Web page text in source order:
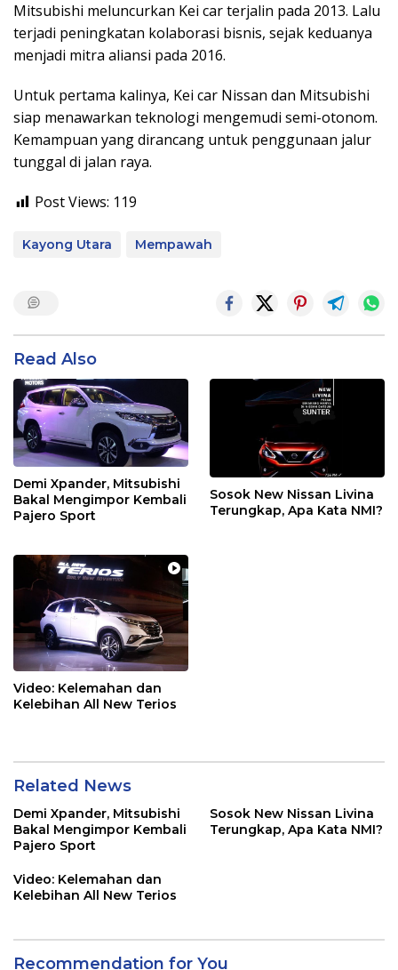
Mitsubishi meluncurkan Kei car terjalin pada 2013. Lalu
terjadi peningkatan kolaborasi bisnis, sejak keduanya
menjadi mitra aliansi pada 2016.
Untuk pertama kalinya, Kei car Nissan dan Mitsubishi
siap menawarkan teknologi mengemudi semi-otonom.
Kemampuan yang dirancang untuk penggunaan jalur
tunggal di jalan raya.
Post Views: 119
Kayong Utara Mempawah
Read Also
Demi Xpander, Mitsubishi
Bakal Mengimpor Kembali
Pajero Sport
Sosok New Nissan Livina
Terungkap, Apa Kata NMI?
Video: Kelemahan dan
Kelebihan All New Terios
Related News
Demi Xpander, Mitsubishi
Bakal Mengimpor Kembali
Pajero Sport
Sosok New Nissan Livina
Terungkap, Apa Kata NMI?
Video: Kelemahan dan
Kelebihan All New Terios
Recommendation for You